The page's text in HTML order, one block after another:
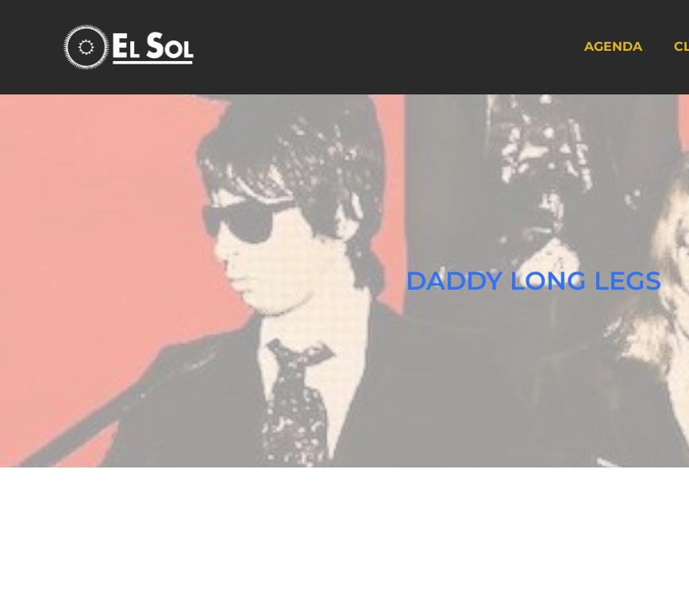
AGENDA
DADDY LONG LEGS